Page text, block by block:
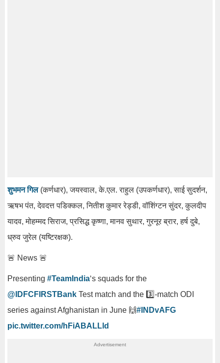
शुभमन गिल(कर्णधार), जयस्वाल, के.एल. राहुल (उपकर्णधार), साई सुदर्शन,
ऋषभ पंत, देवदत्त पडिक्कल, नितीश कुमार रेड्डी, वॉशिंग्टन सुंदर, कुलदीप
यादव, मोहम्मद सिराज, प्रसिद्ध कृष्णा, मानव सुथार, गुरनूर ब्रार, हर्ष दुबे,
ध्रुव जुरेल (यष्टिरक्षक).
🚨 News 🚨
Presenting #TeamIndia‘s squads for the
@IDFCFIRSTBank Test match and the 3️⃣-match ODI
series against Afghanistan in June 🙌#INDvAFG
pic.twitter.com/hFiABALLld